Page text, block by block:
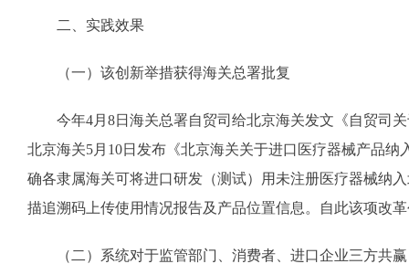
二、实践效果
（一）该创新举措获得海关总署批复
今年4月8日海关总署自贸司给北京海关发文《自贸司
北京海关5月10日发布《北京海关关于进口医疗器械产品
确各隶属海关可将进口研发（测试）用未注册医疗器械纳
描追溯码上传使用情况报告及产品位置信息。自此该项改
（二）系统对于监管部门、消费者、进口企业三方共赢